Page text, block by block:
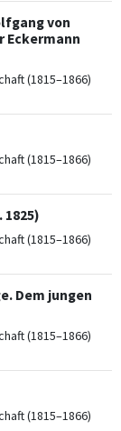
von
Eckermann
(1815–1866)
(1815–1866)
(1815–1866)
Dem jungen
(1815–1866)
(1815–1866)